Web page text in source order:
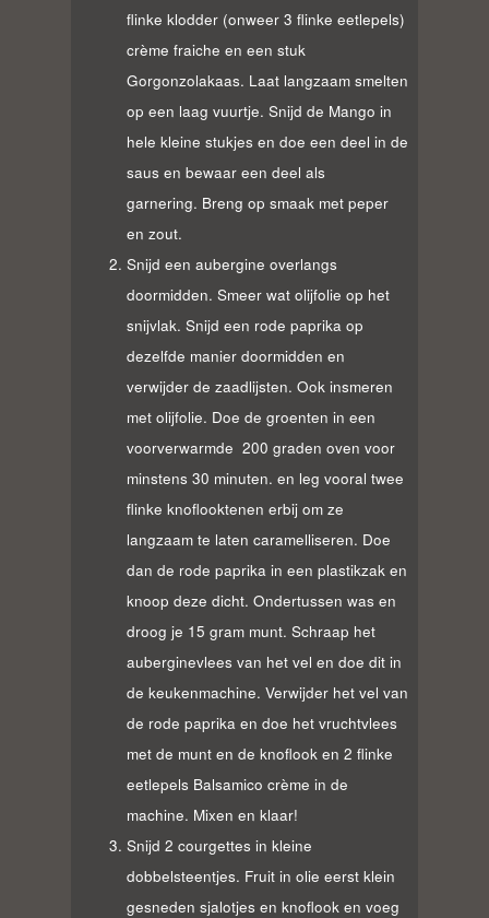
flinke klodder (onweer 3 flinke eetlepels)
crème fraiche en een stuk
Gorgonzolakaas. Laat langzaam smelten
op een laag vuurtje. Snijd de Mango in
hele kleine stukjes en doe een deel in de
saus en bewaar een deel als
garnering. Breng op smaak met peper
en zout.
Snijd een aubergine overlangs
doormidden. Smeer wat olijfolie op het
snijvlak. Snijd een rode paprika op
dezelfde manier doormidden en
verwijder de zaadlijsten. Ook insmeren
met olijfolie. Doe de groenten in een
voorverwarmde 200 graden oven voor
minstens 30 minuten. en leg vooral twee
flinke knoflooktenen erbij om ze
langzaam te laten caramelliseren. Doe
dan de rode paprika in een plastikzak en
knoop deze dicht. Ondertussen was en
droog je 15 gram munt. Schraap het
auberginevlees van het vel en doe dit in
de keukenmachine. Verwijder het vel van
de rode paprika en doe het vruchtvlees
met de munt en de knoflook en 2 flinke
eetlepels Balsamico crème in de
machine. Mixen en klaar!
Snijd 2 courgettes in kleine
dobbelsteentjes. Fruit in olie eerst klein
gesneden sjalotjes en knoflook en voeg